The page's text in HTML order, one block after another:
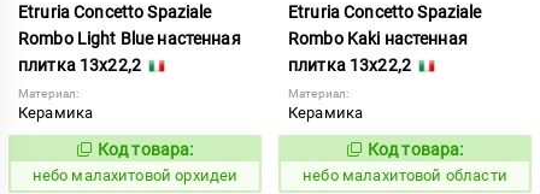
Etruria Concetto Spaziale
Rombo Light Blue настенная
плитка 13x22,2
Материал:
Керамика
1115939
Код товара:
небо малахитовой орхидеи
Etruria Concetto Spaziale
Rombo Kaki настенная
плитка 13x22,2
Материал:
Керамика
1115938
Код товара:
небо малахитовой области